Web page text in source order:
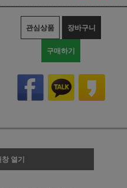
관심상품 장바구니
구매하기
열기